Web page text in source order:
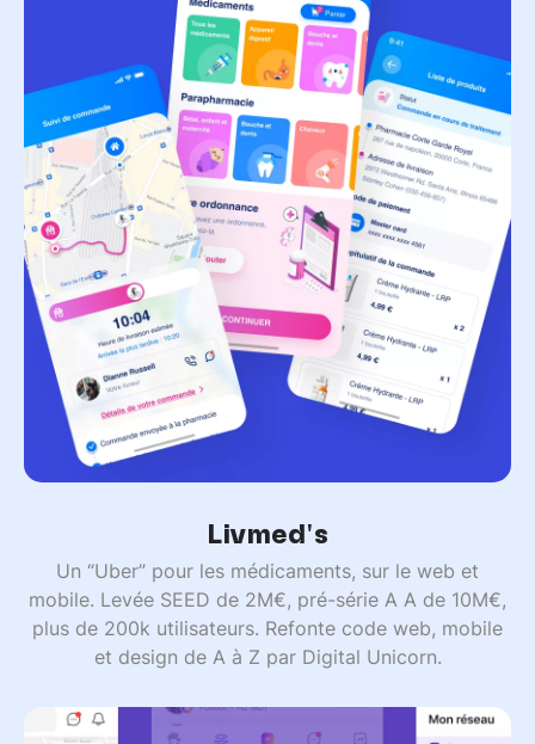
Livmed's
Un “Uber” pour les médicaments, sur le web et
mobile. Levée SEED de 2M€, pré-série A A de 10M€,
plus de 200k utilisateurs. Refonte code web, mobile
et design de A à Z par Digital Unicorn.